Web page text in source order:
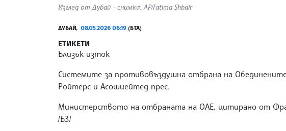
Изглед от Дубай - снимка: AP/Fatima Shbair
ДУБАЙ, 08.05.2026 06:19 (БТА)
ЕТИКЕТИ
Близък изток
Системите за противовъздушна отбрана на
Ройтерс и Асошиейтед прес.
Министерството на отбраната на ОАЕ, цитирано от
/БЗ/